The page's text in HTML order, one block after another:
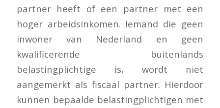
partner heeft of een partner met een
hoger arbeidsinkomen. Iemand die geen
inwoner van Nederland en geen
kwalificerende buitenlands
belastingplichtige is, wordt niet
aangemerkt als fiscaal partner. Hierdoor
kunnen bepaalde belastingplichtigen met